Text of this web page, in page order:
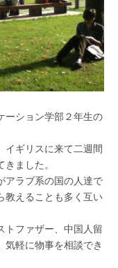
ーション学部２年生の
イギリスに来て二週間
ました。
アラブ系の国の人達で
教えることも多く互い
トファザー、中国人留
気軽に物事を相談でき